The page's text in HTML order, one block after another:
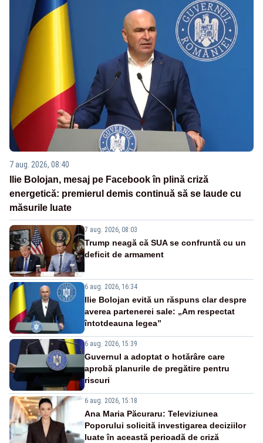
7 aug. 2026, 08:40
Ilie Bolojan, mesaj pe Facebook în plină criză
energetică: premierul demis continuă să se laude cu
măsurile luate
7 aug. 2026, 08:03
Trump neagă că SUA se confruntă cu un
deficit de armament
6 aug. 2026, 16:34
Ilie Bolojan evită un răspuns clar despre
averea partenerei sale: „Am respectat
întotdeauna legea”
6 aug. 2026, 15:39
Guvernul a adoptat o hotărâre care
aprobă planurile de pregătire pentru
riscuri
6 aug. 2026, 15:18
Ana Maria Păcuraru: Televiziunea
Poporului solicită investigarea deciziilor
luate în această perioadă de criză